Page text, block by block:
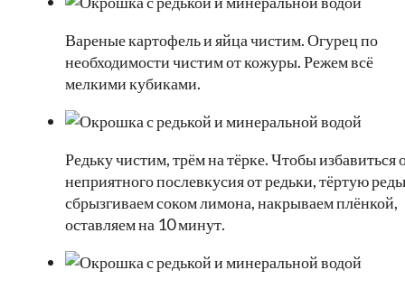
Вареные картофель и яйца чистим. Огурец по
необходимости чистим от кожуры. Режем всё
мелкими кубиками.
Редьку чистим, трём на тёрке. Чтобы избавиться
неприятного послевкусия от редьки, тёртую
сбрызгиваем соком лимона, накрываем плёнкой,
оставляем на 10 минут.